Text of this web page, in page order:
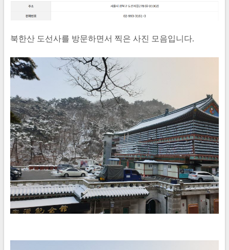
북한산 도선사를 방문하면서 찍은 사진 모음입니다.